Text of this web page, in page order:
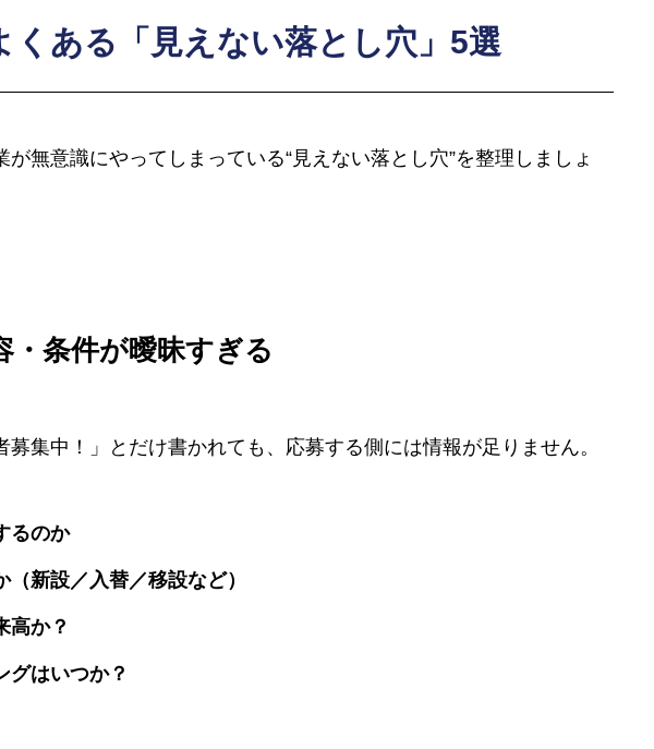
くある「見えない落とし穴」5選
が無意識にやってしまっている“見えない落とし穴”を整理しましょ
条件が曖昧すぎる
募集中！」とだけ書かれても、応募する側には情報が足りません。
るのか
（新設／入替／移設など）
高か？
グはいつか？